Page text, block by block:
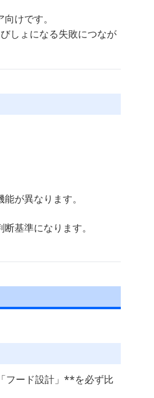
けです。
しょになる失敗につなが
が異なります。
基準になります。
フード設計」**を必ず比